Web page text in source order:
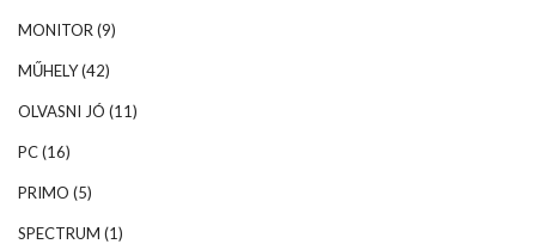
MONITOR (9)
MŰHELY(42)
OLVASNI JÓ (11)
PC(16)
PRIMO (5)
SPECTRUM (1)